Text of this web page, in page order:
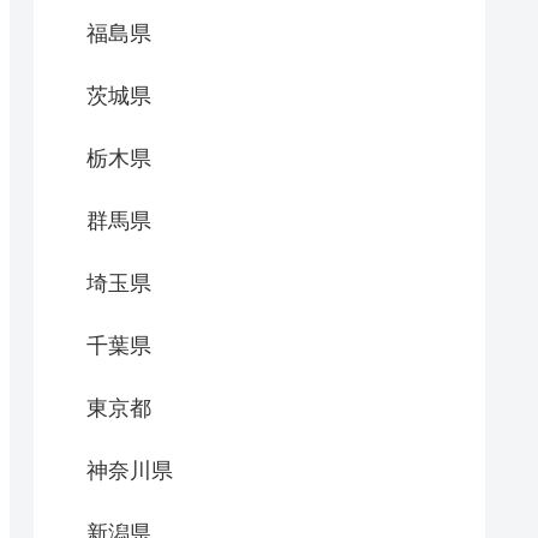
福島県
茨城県
栃木県
群馬県
埼玉県
千葉県
東京都
神奈川県
新潟県